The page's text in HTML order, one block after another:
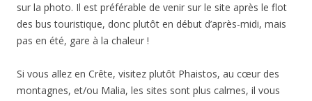
sur la photo. Il est préférable de venir sur le site après le flot
des bus touristique, donc plutôt en début d’après-midi, mais
pas en été, gare à la chaleur !
Si vous allez en Crête, visitez plutôt Phaistos, au cœur des
montagnes, et/ou Malia, les sites sont plus calmes, il vous